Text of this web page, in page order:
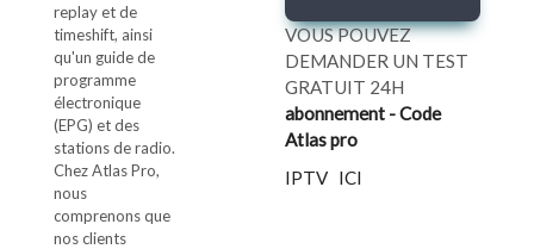
replay et de
timeshift, ainsi
qu'un guide de
programme
électronique
(EPG) et des
stations de radio.
Chez Atlas Pro,
nous
comprenons que
nos clients
VOUS POUVEZ
DEMANDER UN TEST
GRATUIT 24H
abonnement - Code
Atlas pro
IPTV ICI